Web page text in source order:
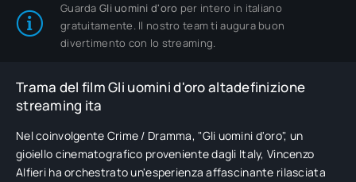
Guarda Gli uomini d'oro per intero in italiano
gratuitamente. Il nostro team ti augura buon
divertimento con lo streaming.
Trama del film Gli uomini d'oro altadefinizione
streaming ita
Nel coinvolgente Crime / Dramma, "Gli uomini d'oro", un
gioiello cinematografico proveniente dagli Italy, Vincenzo
Alfieri ha orchestrato un'esperienza affascinante rilasciata